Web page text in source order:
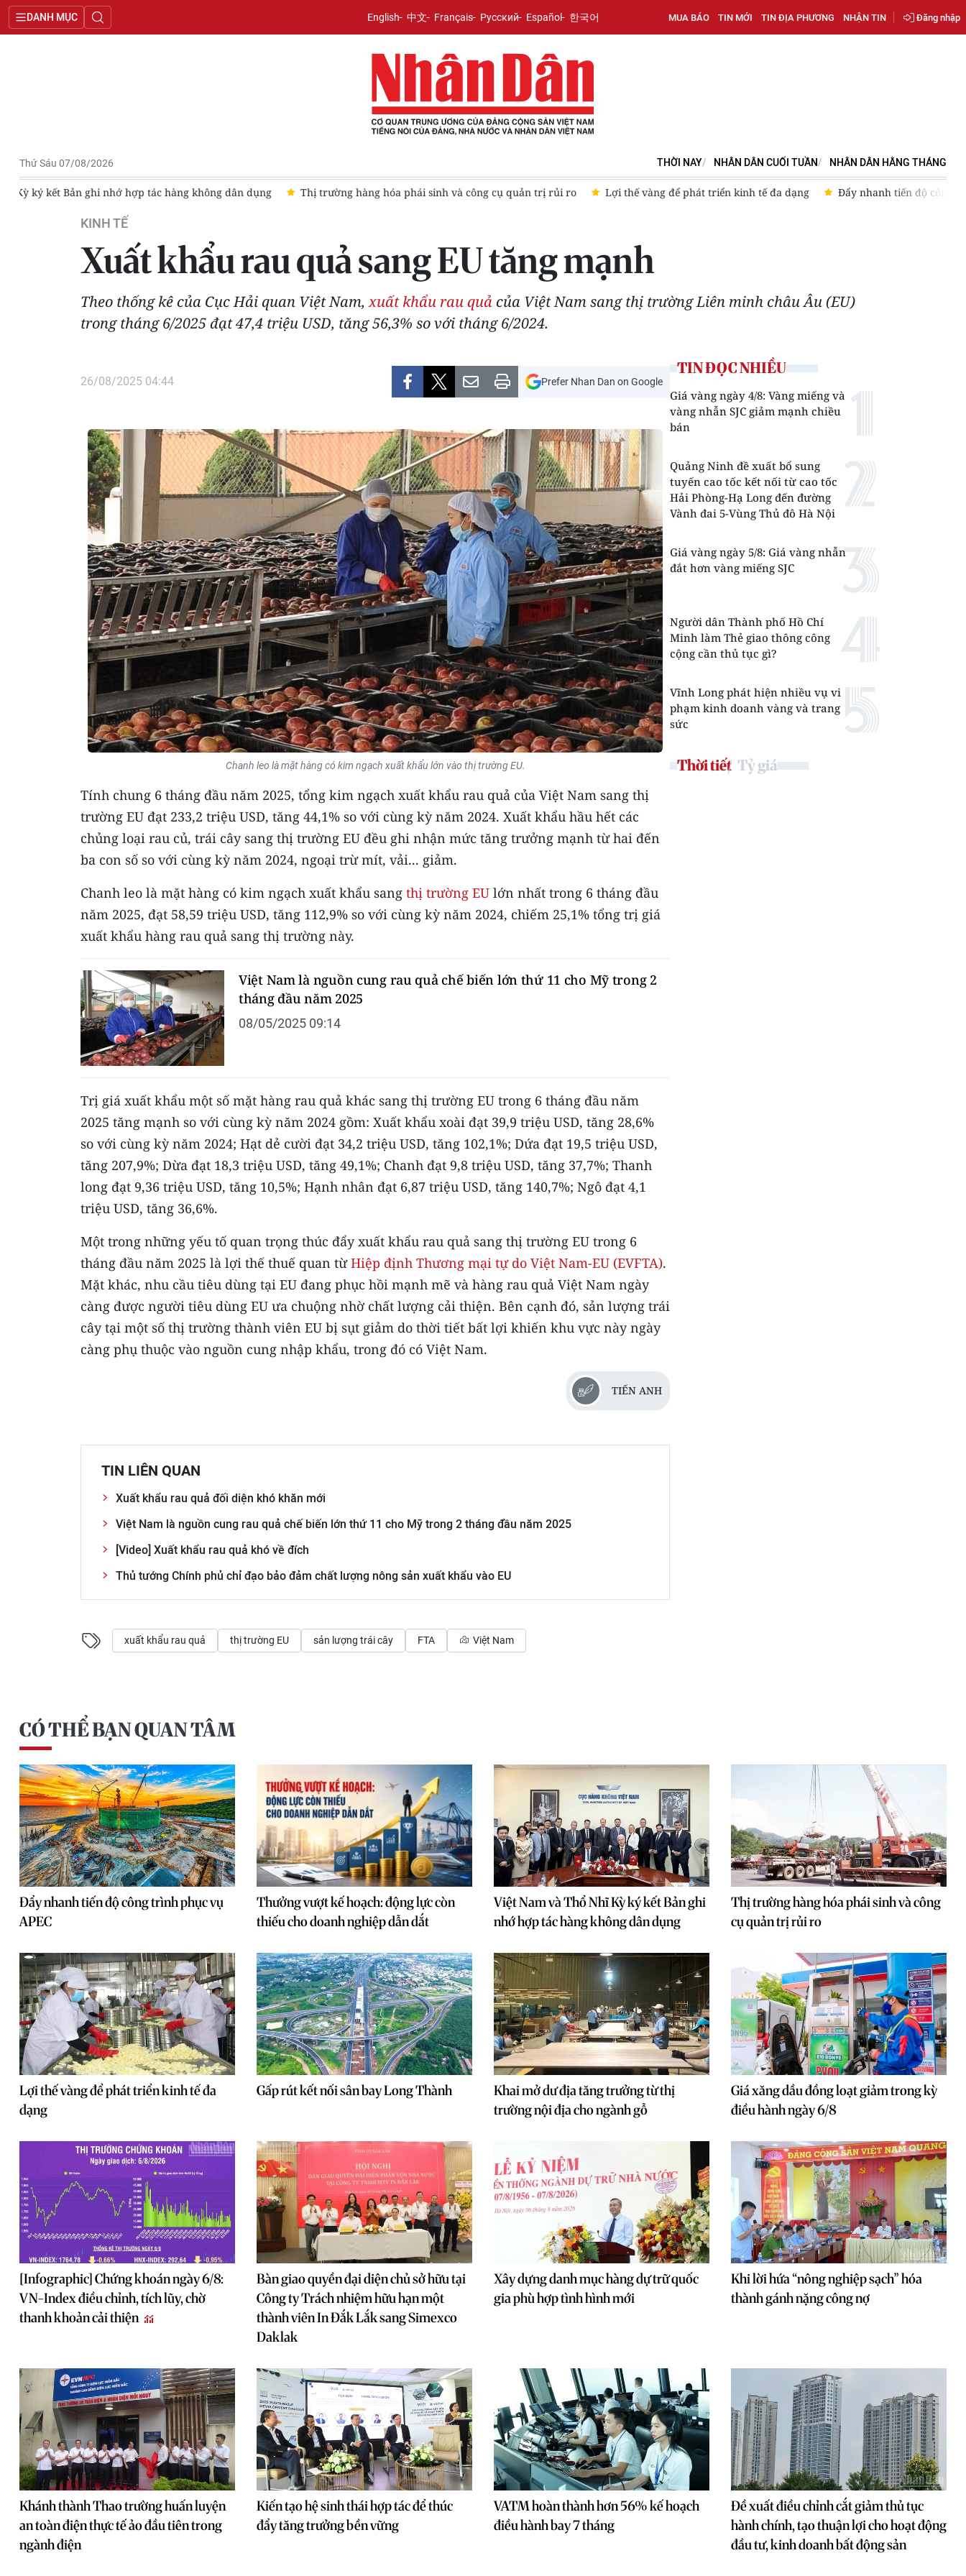
DANH MỤC English 中文 Français Русский Español 한국어 MUA BÁO TIN MỚI TIN ĐỊA PHƯƠNG NHẬN TIN Đăng nhập
Thứ Sáu 07/08/2026 THỜI NAY NHÂN DÂN CUỐI TUẦN NHÂN DÂN HẰNG THÁNG
hợp tác hàng không dân dụng Thị trường hàng hóa phái sinh và công cụ quản trị rủi ro Lợi thế vàng để phát triển kinh tế đa dạng Đẩy nhanh tiến độ công trình phục vụ APEC
KINH TẾ
Xuất khẩu rau quả sang EU tăng mạnh
Theo thống kê của Cục Hải quan Việt Nam,xuất khẩu rau quả của Việt Nam sang thị trường Liên minh châu Âu (EU)
trong tháng 6/2025 đạt 47,4 triệu USD, tăng 56,3% so với tháng 6/2024.
26/08/2025 04:44 Prefer Nhan Dan on Google
Chanh leo là mặt hàng có kim ngạch xuất khẩu lớn vào thị trường EU.
Tính chung 6 tháng đầu năm 2025, tổng kim ngạch xuất khẩu rau quả của Việt Nam sang thị
trường EU đạt 233,2 triệu USD, tăng 44,1% so với cùng kỳ năm 2024. Xuất khẩu hầu hết các
chủng loại rau củ, trái cây sang thị trường EU đều ghi nhận mức tăng trưởng mạnh từ hai đến
ba con số so với cùng kỳ năm 2024, ngoại trừ mít, vải... giảm.
Chanh leo là mặt hàng có kim ngạch xuất khẩu sang thị trường EU lớn nhất trong 6 tháng đầu
năm 2025, đạt 58,59 triệu USD, tăng 112,9% so với cùng kỳ năm 2024, chiếm 25,1% tổng trị giá
xuất khẩu hàng rau quả sang thị trường này.
Việt Nam là nguồn cung rau quả chế biến lớn thứ 11 cho Mỹ trong 2
tháng đầu năm 2025
08/05/2025 09:14
Trị giá xuất khẩu một số mặt hàng rau quả khác sang thị trường EU trong 6 tháng đầu năm
2025 tăng mạnh so với cùng kỳ năm 2024 gồm: Xuất khẩu xoài đạt 39,9 triệu USD, tăng 28,6%
so với cùng kỳ năm 2024; Hạt dẻ cười đạt 34,2 triệu USD, tăng 102,1%; Dứa đạt 19,5 triệu USD,
tăng 207,9%; Dừa đạt 18,3 triệu USD, tăng 49,1%; Chanh đạt 9,8 triệu USD, tăng 37,7%; Thanh
long đạt 9,36 triệu USD, tăng 10,5%; Hạnh nhân đạt 6,87 triệu USD, tăng 140,7%; Ngô đạt 4,1
triệu USD, tăng 36,6%.
Một trong những yếu tố quan trọng thúc đẩy xuất khẩu rau quả sang thị trường EU trong 6
tháng đầu năm 2025 là lợi thế thuế quan từHiệp định Thương mại tự do Việt Nam-EU (EVFTA).
Mặt khác, nhu cầu tiêu dùng tại EU đang phục hồi mạnh mẽ và hàng rau quả Việt Nam ngày
càng được người tiêu dùng EU ưa chuộng nhờ chất lượng cải thiện. Bên cạnh đó, sản lượng trái
cây tại một số thị trường thành viên EU bị sụt giảm do thời tiết bất lợi khiến khu vực này ngày
càng phụ thuộc vào nguồn cung nhập khẩu, trong đó có Việt Nam.
TIẾN ANH
TIN LIÊN QUAN
Xuất khẩu rau quả đối diện khó khăn mới
Việt Nam là nguồn cung rau quả chế biến lớn thứ 11 cho Mỹ trong 2 tháng đầu năm 2025
[Video] Xuất khẩu rau quả khó về đích
Thủ tướng Chính phủ chỉ đạo bảo đảm chất lượng nông sản xuất khẩu vào EU
xuất khẩu rau quả thị trường EU sản lượng trái cây FTA Việt Nam
TIN ĐỌC NHIỀU
Giá vàng ngày 4/8: Vàng miếng và
vàng nhẫn SJC giảm mạnh chiều
bán
Quảng Ninh đề xuất bổ sung
tuyến cao tốc kết nối từ cao tốc
Hải Phòng-Hạ Long đến đường
Vành đai 5-Vùng Thủ đô Hà Nội
Giá vàng ngày 5/8: Giá vàng nhẫn
đắt hơn vàng miếng SJC
Người dân Thành phố Hồ Chí
Minh làm Thẻ giao thông công
cộng cần thủ tục gì?
Vĩnh Long phát hiện nhiều vụ vi
phạm kinh doanh vàng và trang
sức
Thời tiết Tỷ giá
CÓ THỂ BẠN QUAN TÂM
Đẩy nhanh tiến độ công trình phục vụ
APEC
Thưởng vượt kế hoạch: động lực còn
thiếu cho doanh nghiệp dẫn dắt
Việt Nam và Thổ Nhĩ Kỳ ký kết Bản ghi
nhớ hợp tác hàng không dân dụng
Thị trường hàng hóa phái sinh và công
cụ quản trị rủi ro
Lợi thế vàng để phát triển kinh tế đa
dạng
Gấp rút kết nối sân bay Long Thành
Khai mở dư địa tăng trưởng từ thị
trường nội địa cho ngành gỗ
Giá xăng dầu đồng loạt giảm trong kỳ
điều hành ngày 6/8
[Infographic] Chứng khoán ngày 6/8:
VN-Index điều chỉnh, tích lũy, chờ
thanh khoản cải thiện
Bàn giao quyền đại diện chủ sở hữu tại
Công ty Trách nhiệm hữu hạn một
thành viên In Đắk Lắk sang Simexco
Daklak
Xây dựng danh mục hàng dự trữ quốc
gia phù hợp tình hình mới
Khi lời hứa “nông nghiệp sạch” hóa
thành gánh nặng công nợ
Khánh thành Thao trường huấn luyện
an toàn điện thực tế ảo đầu tiên trong
ngành điện
Kiến tạo hệ sinh thái hợp tác để thúc
đẩy tăng trưởng bền vững
VATM hoàn thành hơn 56% kế hoạch
điều hành bay 7 tháng
Đề xuất điều chỉnh cắt giảm thủ tục
hành chính, tạo thuận lợi cho hoạt động
đầu tư, kinh doanh bất động sản